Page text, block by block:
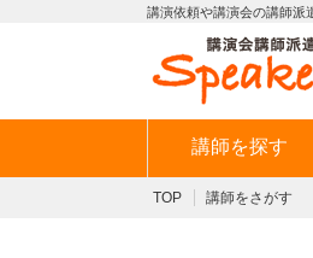
講演依頼や講演会の講師
講師を探す
TOP 講師をさがす